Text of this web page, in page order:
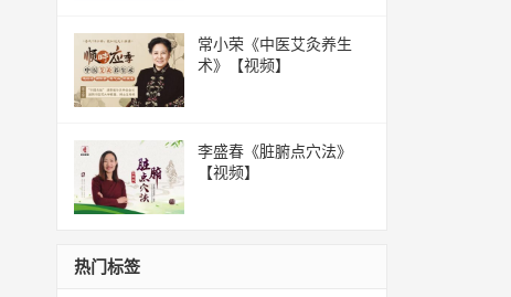
常小荣《中医艾灸养生
术》【视频】
李盛春《脏腑点穴法》
【视频】
热门标签